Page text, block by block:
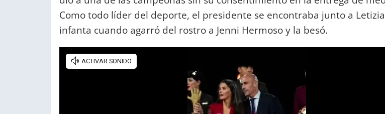
Como todo líder del deporte, el presidente se encontraba junto a
infanta cuando agarró del rostro a Jenni Hermoso y la besó.